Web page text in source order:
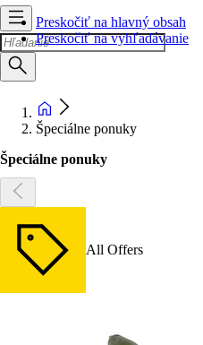
Preskočiť na hlavný obsah
Preskočiť na vyhľadávanie
Špeciálne ponuky
Špeciálne ponuky
All Offers